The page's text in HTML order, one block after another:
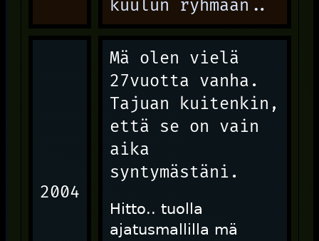
kuulun ryhmään..
2004
Mä olen vielä
27vuotta vanha.
Tajuan kuitenkin,
että se on vain
aika
syntymästäni.
Hitto.. tuolla
ajatusmallilla mä